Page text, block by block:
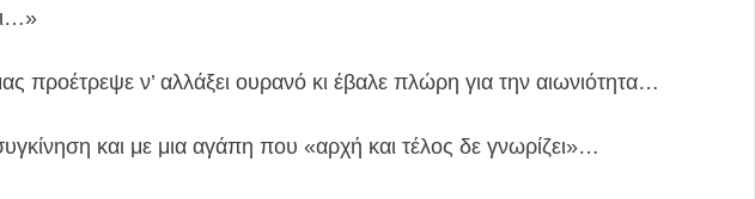
προέτρεψε ν’ αλλάξει ουρανό κι έβαλε πλώρη για την αιωνιότητα…
και με μια αγάπη που «αρχή και τέλος δε γνωρίζει»…